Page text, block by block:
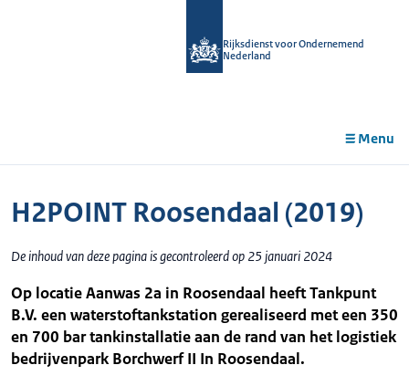
Rijksdienst voor Ondernemend
Nederland
Menu
H2POINT Roosendaal (2019)
De inhoud van deze pagina is gecontroleerd op 25 januari 2024
Op locatie Aanwas 2a in Roosendaal heeft Tankpunt
B.V. een waterstoftankstation gerealiseerd met een 350
en 700 bar tankinstallatie aan de rand van het logistiek
bedrijvenpark Borchwerf II In Roosendaal.